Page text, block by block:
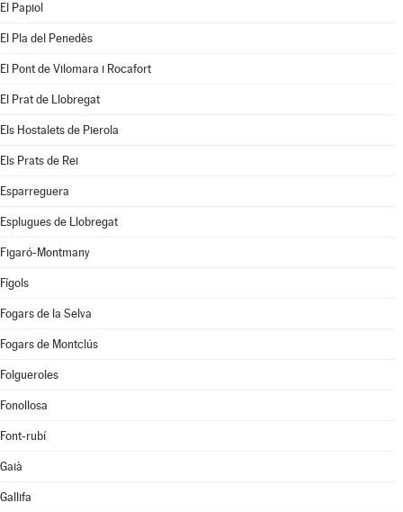
El Papiol
El Pla del Penedès
El Pont de Vilomara i Rocafort
El Prat de Llobregat
Els Hostalets de Pierola
Els Prats de Rei
Esparreguera
Esplugues de Llobregat
Figaró-Montmany
Fígols
Fogars de la Selva
Fogars de Montclús
Folgueroles
Fonollosa
Font-rubí
Gaià
Gallifa